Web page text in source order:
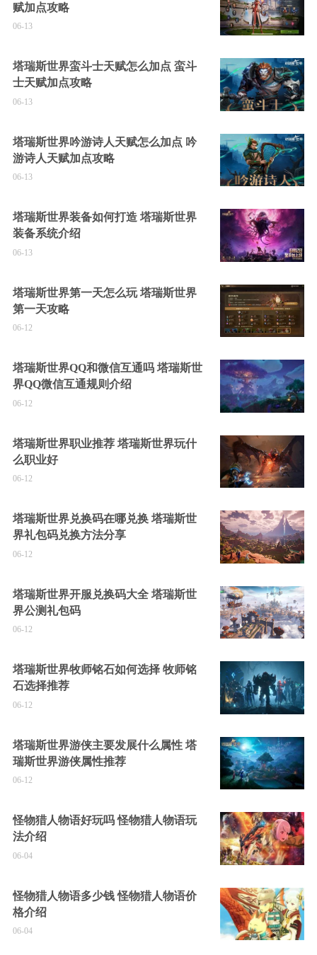
赋加点攻略
06-13
塔瑞斯世界蛮斗士天赋怎么加点 蛮斗
士天赋加点攻略
06-13
塔瑞斯世界吟游诗人天赋怎么加点 吟
游诗人天赋加点攻略
06-13
塔瑞斯世界装备如何打造 塔瑞斯世界
装备系统介绍
06-13
塔瑞斯世界第一天怎么玩 塔瑞斯世界
第一天攻略
06-12
塔瑞斯世界QQ和微信互通吗 塔瑞斯世
界QQ微信互通规则介绍
06-12
塔瑞斯世界职业推荐 塔瑞斯世界玩什
么职业好
06-12
塔瑞斯世界兑换码在哪兑换 塔瑞斯世
界礼包码兑换方法分享
06-12
塔瑞斯世界开服兑换码大全 塔瑞斯世
界公测礼包码
06-12
塔瑞斯世界牧师铭石如何选择 牧师铭
石选择推荐
06-12
塔瑞斯世界游侠主要发展什么属性 塔
瑞斯世界游侠属性推荐
06-12
怪物猎人物语好玩吗 怪物猎人物语玩
法介绍
06-04
怪物猎人物语多少钱 怪物猎人物语价
格介绍
06-04